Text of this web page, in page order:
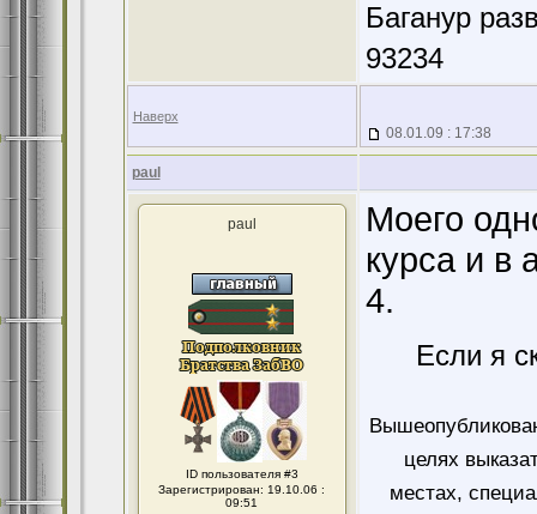
Баганур
93234
Наверх
08.01.09 : 17:38
paul
paul
ID пользователя #3
Зарегистрирован: 19.10.06 :
09:51
Моего
курса и в
4.
Если я
целях
местах,